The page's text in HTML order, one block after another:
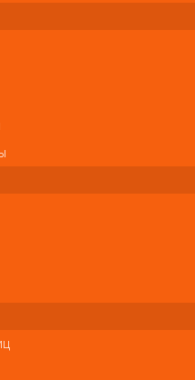
Moser, Andis, Thrive и других
стали.